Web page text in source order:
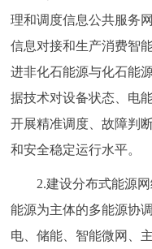
理和调度信息公共服务
信息对接和生产消费智
进非化石能源与化石能
据技术对设备状态、电
开展精准调度、故障判
和安全稳定运行水平。
2.建设分布式能源网
能源为主体的多能源协
电、储能、智能微网、